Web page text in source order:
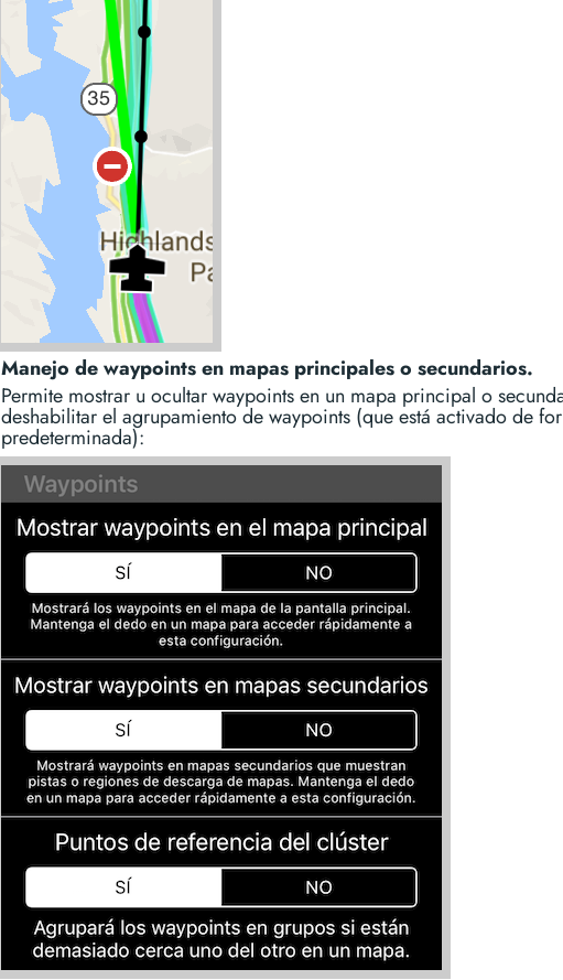
Manejo de waypoints en mapas principales o secundarios.
Permite mostrar u ocultar waypoints en un mapa principal o
deshabilitar el agrupamiento de waypoints (que está activado de
predeterminada):